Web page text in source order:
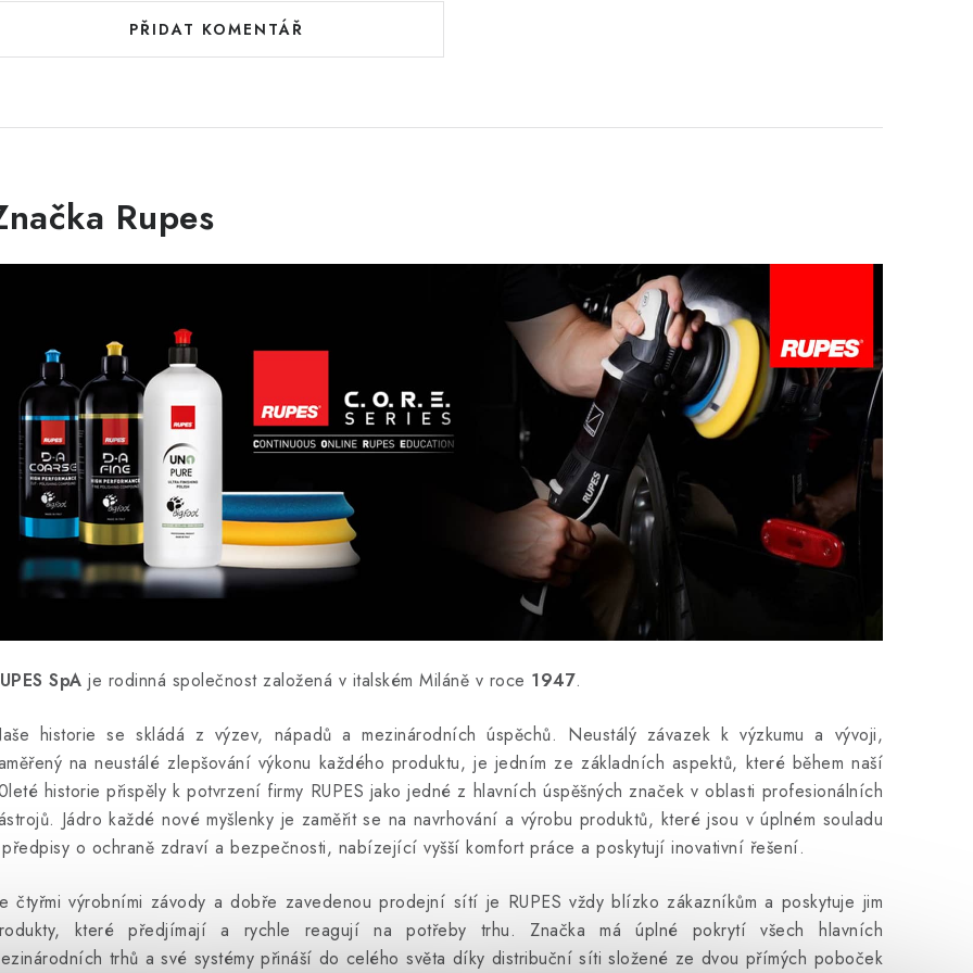
PŘIDAT KOMENTÁŘ
Rupes
SpA je rodinná společnost založená v italském Miláně v roce 1947.
historie se skládá z výzev, nápadů a mezinárodních úspěchů. Neustálý závazek k výzkumu a vývoji,
na neustálé zlepšování výkonu každého produktu, je jedním ze základních aspektů, které během naší
historie přispěly k potvrzení firmy RUPES jako jedné z hlavních úspěšných značek v oblasti profesionálních
Jádro každé nové myšlenky je zaměřit se na navrhování a výrobu produktů, které jsou v úplném souladu
o ochraně zdraví a bezpečnosti, nabízející vyšší komfort práce a poskytují inovativní řešení.
čtyřmi výrobními závody a dobře zavedenou prodejní sítí je RUPES vždy blízko zákazníkům a poskytuje jim
které předjímají a rychle reagují na potřeby trhu.
Značka má úplné pokrytí všech hlavních
trhů a své systémy přináší do celého světa díky distribuční síti složené ze dvou přímých poboček